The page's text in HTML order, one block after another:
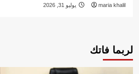
maria khalil يوليو 31, 2026
لربما فاتك